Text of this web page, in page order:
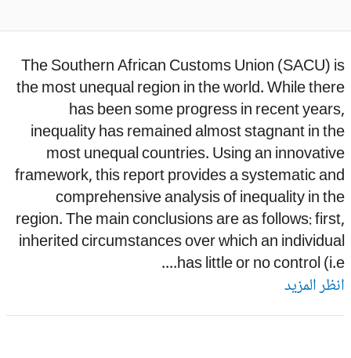
The Southern African Customs Union (SACU)
the most unequal region in the world. While
has been some progress in recent
inequality has remained almost stagnant in
most unequal countries. Using an
framework, this report provides a systematic
comprehensive analysis of inequality in
region. The main conclusions are as follows:
inherited circumstances over which an
has little or no control
المزيد